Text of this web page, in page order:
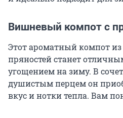
Вишневый компот с
Этот ароматный компот
пряностей станет
угощением на зиму. В
душистым перцем он
вкус и нотки тепла. Вам